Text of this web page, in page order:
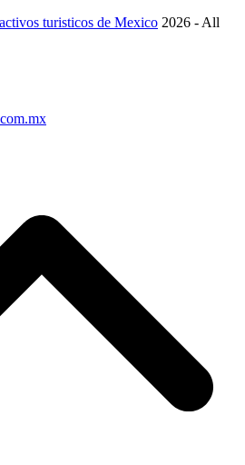
turisticos de Mexico 2026 - All